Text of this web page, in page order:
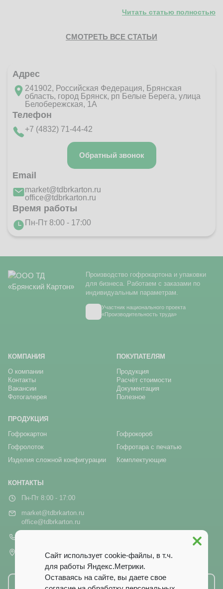
Читать статью полностью
СМОТРЕТЬ ВСЕ СТАТЬИ
Адрес
241902, Российская Федерация, Брянская
область, город Брянск, рп Белые Берега, улица
Белобережская, 1А
Телефон
+7 (4832) 71-44-42
Обратный звонок
Email
market@tdbrkarton.ru
office@tdbrkarton.ru
Время работы
Пн-Пт 8:00 - 17:00
Производство гофрокартона и упаковки
для бизнеса. Работаем с заказами по
индивидуальным параметрам.
Участник национального проекта
«Производительность труда»
КОМПАНИЯ
О компании
Контакты
Вакансии
Фотогалерея
ПОКУПАТЕЛЯМ
Продукция
Расчёт стоимости
Документация
Полезное
ПРОДУКЦИЯ
Гофрокартон
Гофрокороб
Гофролоток
Гофротара с печатью
Изделия сложной конфигурации
Комплектующие
КОНТАКТЫ
Пн-Пт 8:00 - 17:00
market@tdbrkarton.ru
office@tdbrkarton.ru
г. Брянск, рп Белые Берега,
ул. Белобережская, 1А
Написать нам
Сайт использует cookie-файлы, в т.ч.
для работы Яндекс.Метрики.
Оставаясь на сайте, вы даете свое